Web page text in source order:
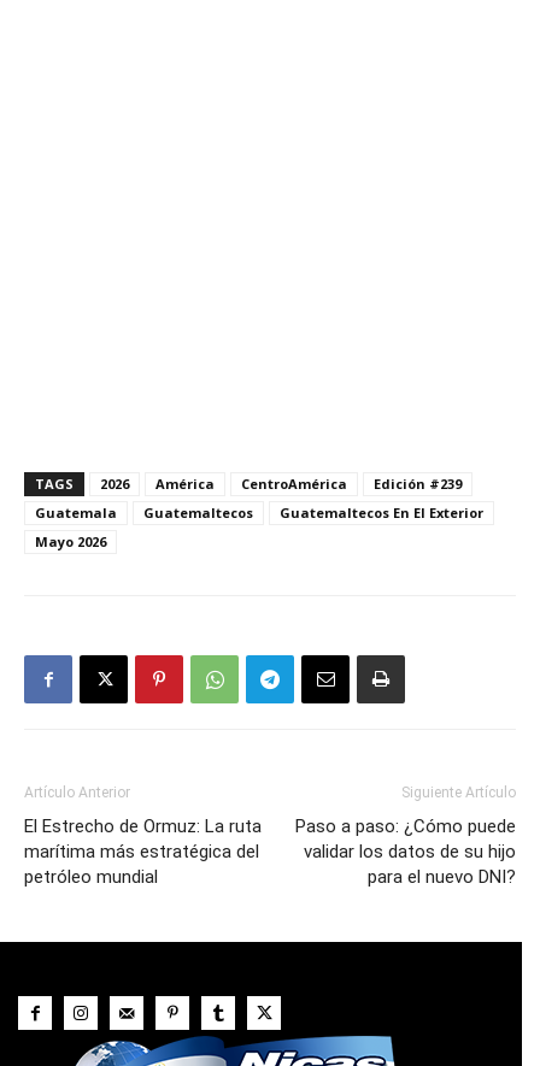
TAGS 2026 América CentroAmérica
Edición #239
Guatemala
Guatemaltecos
Guatemaltecos En El Exterior
Mayo 2026
Artículo Anterior
El Estrecho de Ormuz: La ruta
marítima más estratégica del
petróleo mundial
Siguiente Artículo
Paso a paso: ¿Cómo puede
validar los datos de su hijo
para el nuevo DNI?